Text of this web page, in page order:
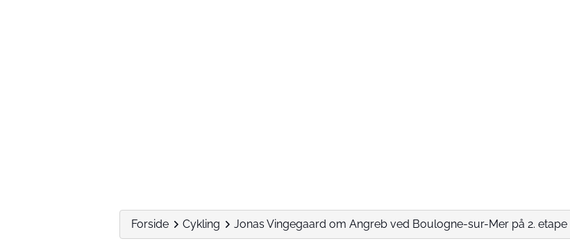
Forside Cykling Jonas Vingegaard om Angreb ved Boulogne-sur-Mer på 2. etape